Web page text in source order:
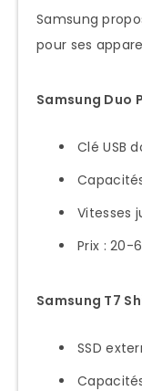
Samsung
pour ses
Samsung Duo
Clé USB
Vitesses
Prix : 20-
Samsung T7
SSD